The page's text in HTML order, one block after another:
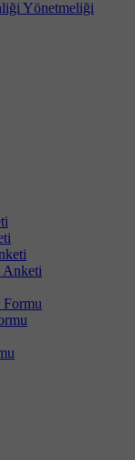
Yönetmeliği
Anketi
Formu